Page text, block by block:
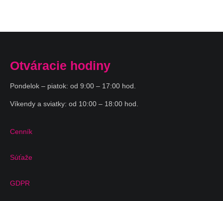
Otváracie hodiny
Pondelok – piatok: od 9:00 – 17:00 hod.
Víkendy a sviatky: od 10:00 – 18:00 hod.
Cenník
Súťaže
GDPR